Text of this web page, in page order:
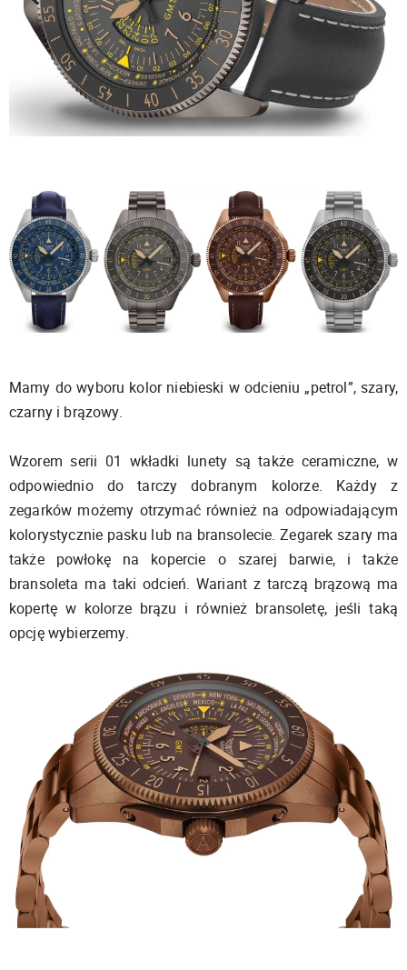
Mamy do wyboru kolor niebieski w odcieniu „petrol”, szary,
czarny i brązowy.
Wzorem serii 01 wkładki lunety są także ceramiczne, w
odpowiednio do tarczy dobranym kolorze. Każdy z
zegarków możemy otrzymać również na odpowiadającym
kolorystycznie pasku lub na bransolecie. Zegarek szary ma
także powłokę na kopercie o szarej barwie, i także
bransoleta ma taki odcień. Wariant z tarczą brązową ma
kopertę w kolorze brązu i również bransoletę, jeśli taką
opcję wybierzemy.